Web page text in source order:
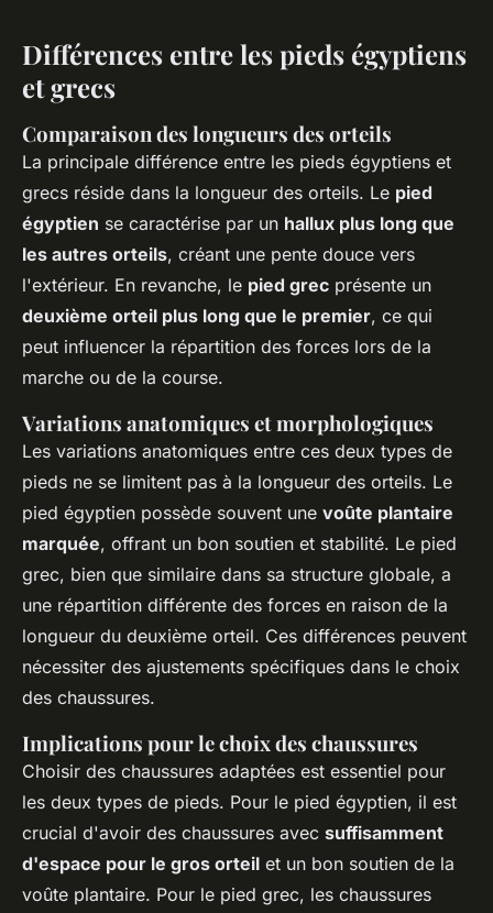
Différences entre les pieds égyptiens
et grecs
Comparaison des longueurs des orteils
La principale différence entre les pieds égyptiens et
grecs réside dans la longueur des orteils. Le pied
égyptien se caractérise par un hallux plus long que
les autres orteils, créant une pente douce vers
l'extérieur. En revanche, le pied grec présente un
deuxième orteil plus long que le premier, ce qui
peut influencer la répartition des forces lors de la
marche ou de la course.
Variations anatomiques et morphologiques
Les variations anatomiques entre ces deux types de
pieds ne se limitent pas à la longueur des orteils. Le
pied égyptien possède souvent une voûte plantaire
marquée, offrant un bon soutien et stabilité. Le pied
grec, bien que similaire dans sa structure globale, a
une répartition différente des forces en raison de la
longueur du deuxième orteil. Ces différences peuvent
nécessiter des ajustements spécifiques dans le choix
des chaussures.
Implications pour le choix des chaussures
Choisir des chaussures adaptées est essentiel pour
les deux types de pieds. Pour le pied égyptien, il est
crucial d'avoir des chaussures avec suffisamment
d'espace pour le gros orteil et un bon soutien de la
voûte plantaire. Pour le pied grec, les chaussures